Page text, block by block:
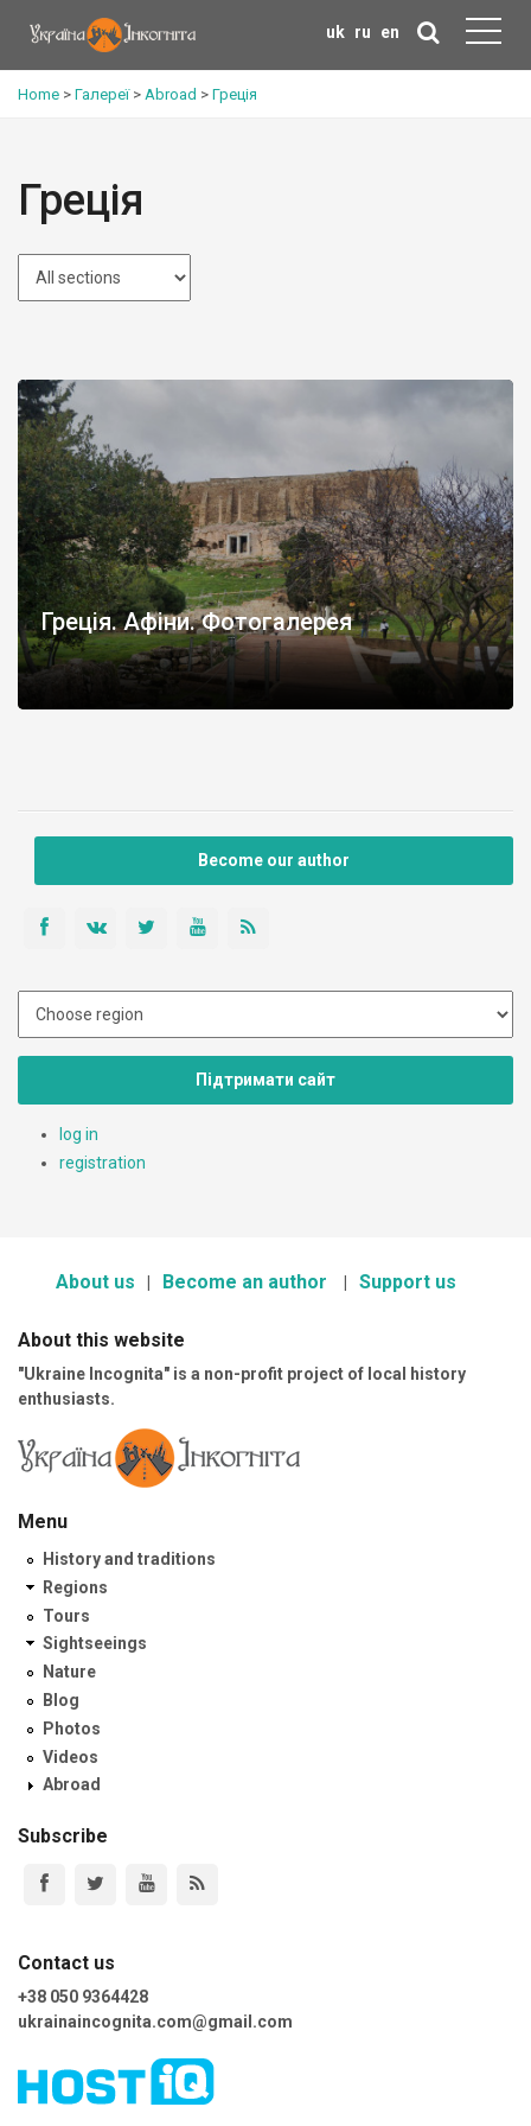
uk ru en
Home > Галереї> Abroad > Греція
Греція
Греція. Афіни. Фотогалерея
Become our author
Підтримати сайт
log in
registration
About us Become an author Support us
About this website
"Ukraine Incognita" is a non-profit project of local history
enthusiasts.
Menu
History and traditions
Regions
Tours
Sightseeings
Nature
Blog
Photos
Videos
Abroad
Subscribe
Contact us
+38 050 9364428
ukrainaincognita.com@gmail.com